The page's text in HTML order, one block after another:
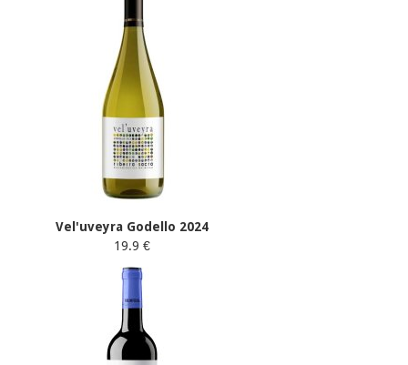
Vel'uveyra Godello 2024
19.9 €